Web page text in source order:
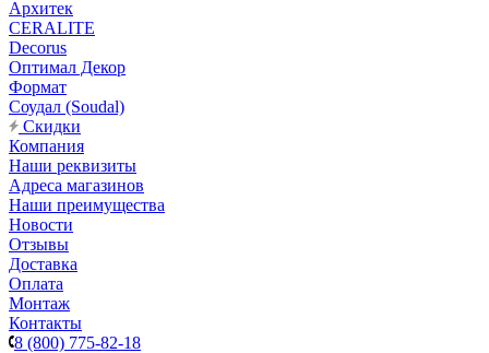
Архитек
CERALITE
Decorus
Оптимал Декор
Формат
Соудал (Soudal)
Скидки
Компания
Наши реквизиты
Адреса магазинов
Наши преимущества
Новости
Отзывы
Доставка
Оплата
Монтаж
Контакты
8 (800) 775-82-18